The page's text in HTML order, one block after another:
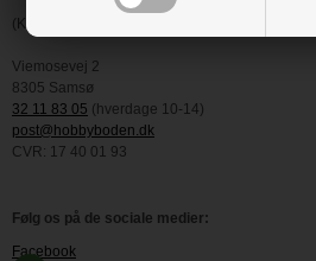
(Kontor og lager - vi har IKKE nogen fysisk butik)
Viemosevej 2
8305 Samsø
32 11 83 05 (hverdage 10-14)
post@hobbyboden.dk
CVR: 17 40 01 93
Følg os på de sociale medier:
Facebook